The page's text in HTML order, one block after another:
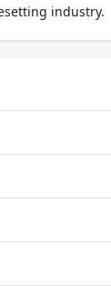
industry.